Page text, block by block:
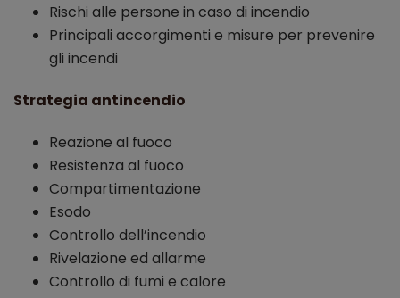
Rischi alle persone in caso di incendio
Principali accorgimenti e misure per prevenire
gli incendi
Strategia antincendio
Reazione al fuoco
Resistenza al fuoco
Compartimentazione
Esodo
Controllo dell’incendio
Rivelazione ed allarme
Controllo di fumi e calore